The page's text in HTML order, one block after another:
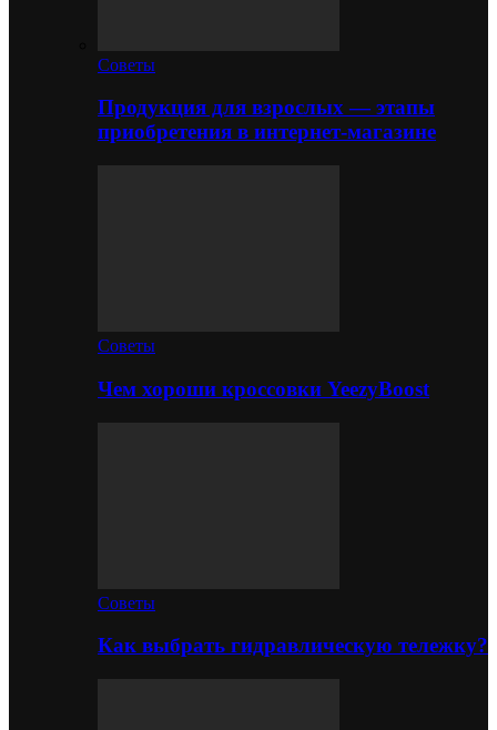
Советы
Продукция для взрослых — этапы
приобретения в интернет-магазине
Советы
Чем хороши кроссовки YeezyBoost
Советы
Как выбрать гидравлическую тележку?